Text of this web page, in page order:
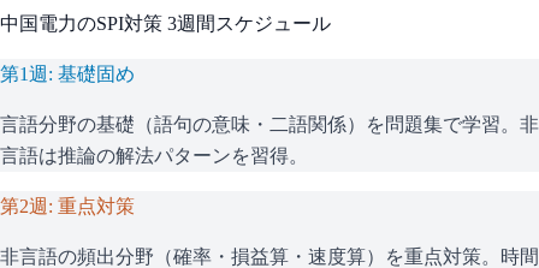
中国電力のSPI対策 3週間スケジュール
第1週: 基礎固め
言語分野の基礎（語句の意味・二語関係）を問題集で学習。非
言語は推論の解法パターンを習得。
第2週: 重点対策
非言語の頻出分野（確率・損益算・速度算）を重点対策。時間